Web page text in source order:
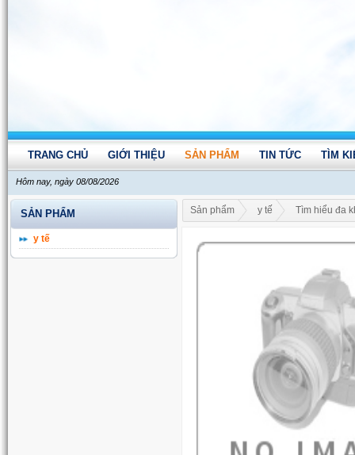
TRANG CHỦ GIỚI THIỆU SẢN PHẨM TIN TỨC TÌM
Hôm nay, ngày 08/08/2026
SẢN PHẨM
y tế
Sản phẩm y tế Tìm hiểu đa